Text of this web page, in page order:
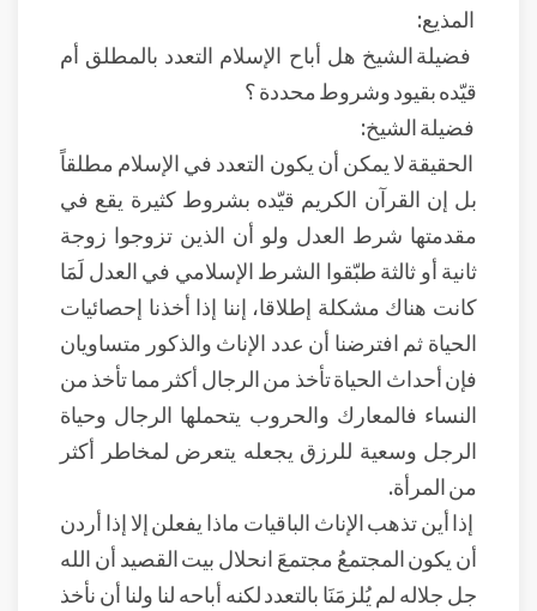
المذيع:
فضيلة الشيخ هل أباح الإسلام التعدد بالمطلق أم
قيّده بقيود وشروط محددة ؟
فضيلة الشيخ:
الحقيقة لا يمكن أن يكون التعدد في الإسلام مطلقاً
بل إن القرآن الكريم قيّده بشروط كثيرة يقع في
مقدمتها شرط العدل ولو أن الذين تزوجوا زوجة
ثانية أو ثالثة طبّقوا الشرط الإسلامي في العدل لَمَا
كانت هناك مشكلة إطلاقا، إننا إذا أخذنا إحصائيات
الحياة ثم افترضنا أن عدد الإناث والذكور متساويان
فإن أحداث الحياة تأخذ من الرجال أكثر مما تأخذ من
النساء فالمعارك والحروب يتحملها الرجال وحياة
الرجل وسعية للرزق يجعله يتعرض لمخاطر أكثر
من المرأة.
إذا أين تذهب الإناث الباقيات ماذا يفعلن إلا إذا أردن
أن يكون المجتمعُ مجتمعَ انحلال بيت القصيد أن الله
جل جلاله لم يُلزمَنَا بالتعدد لكنه أباحه لنا ولنا أن نأخذ